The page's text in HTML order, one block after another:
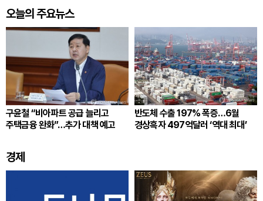
오늘의 주요뉴스
구윤철 “비아파트 공급 늘리고
주택금융 완화”…추가 대책 예고
반도체 수출 197% 폭증…6월
경상흑자 497억달러 ‘역대 최대’
경제